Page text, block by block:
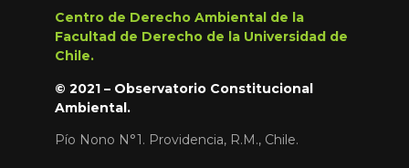
Centro de Derecho Ambiental de la
Facultad de Derecho de la Universidad de
Chile.
© 2021 – Observatorio Constitucional
Ambiental.
Pío Nono N°1. Providencia, R.M., Chile.